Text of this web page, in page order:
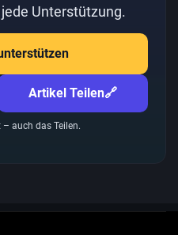
Unterstützung.
Artikel Teilen🔗
auch das Teilen.